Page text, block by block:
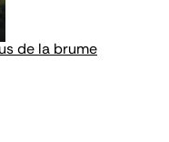
de la brume